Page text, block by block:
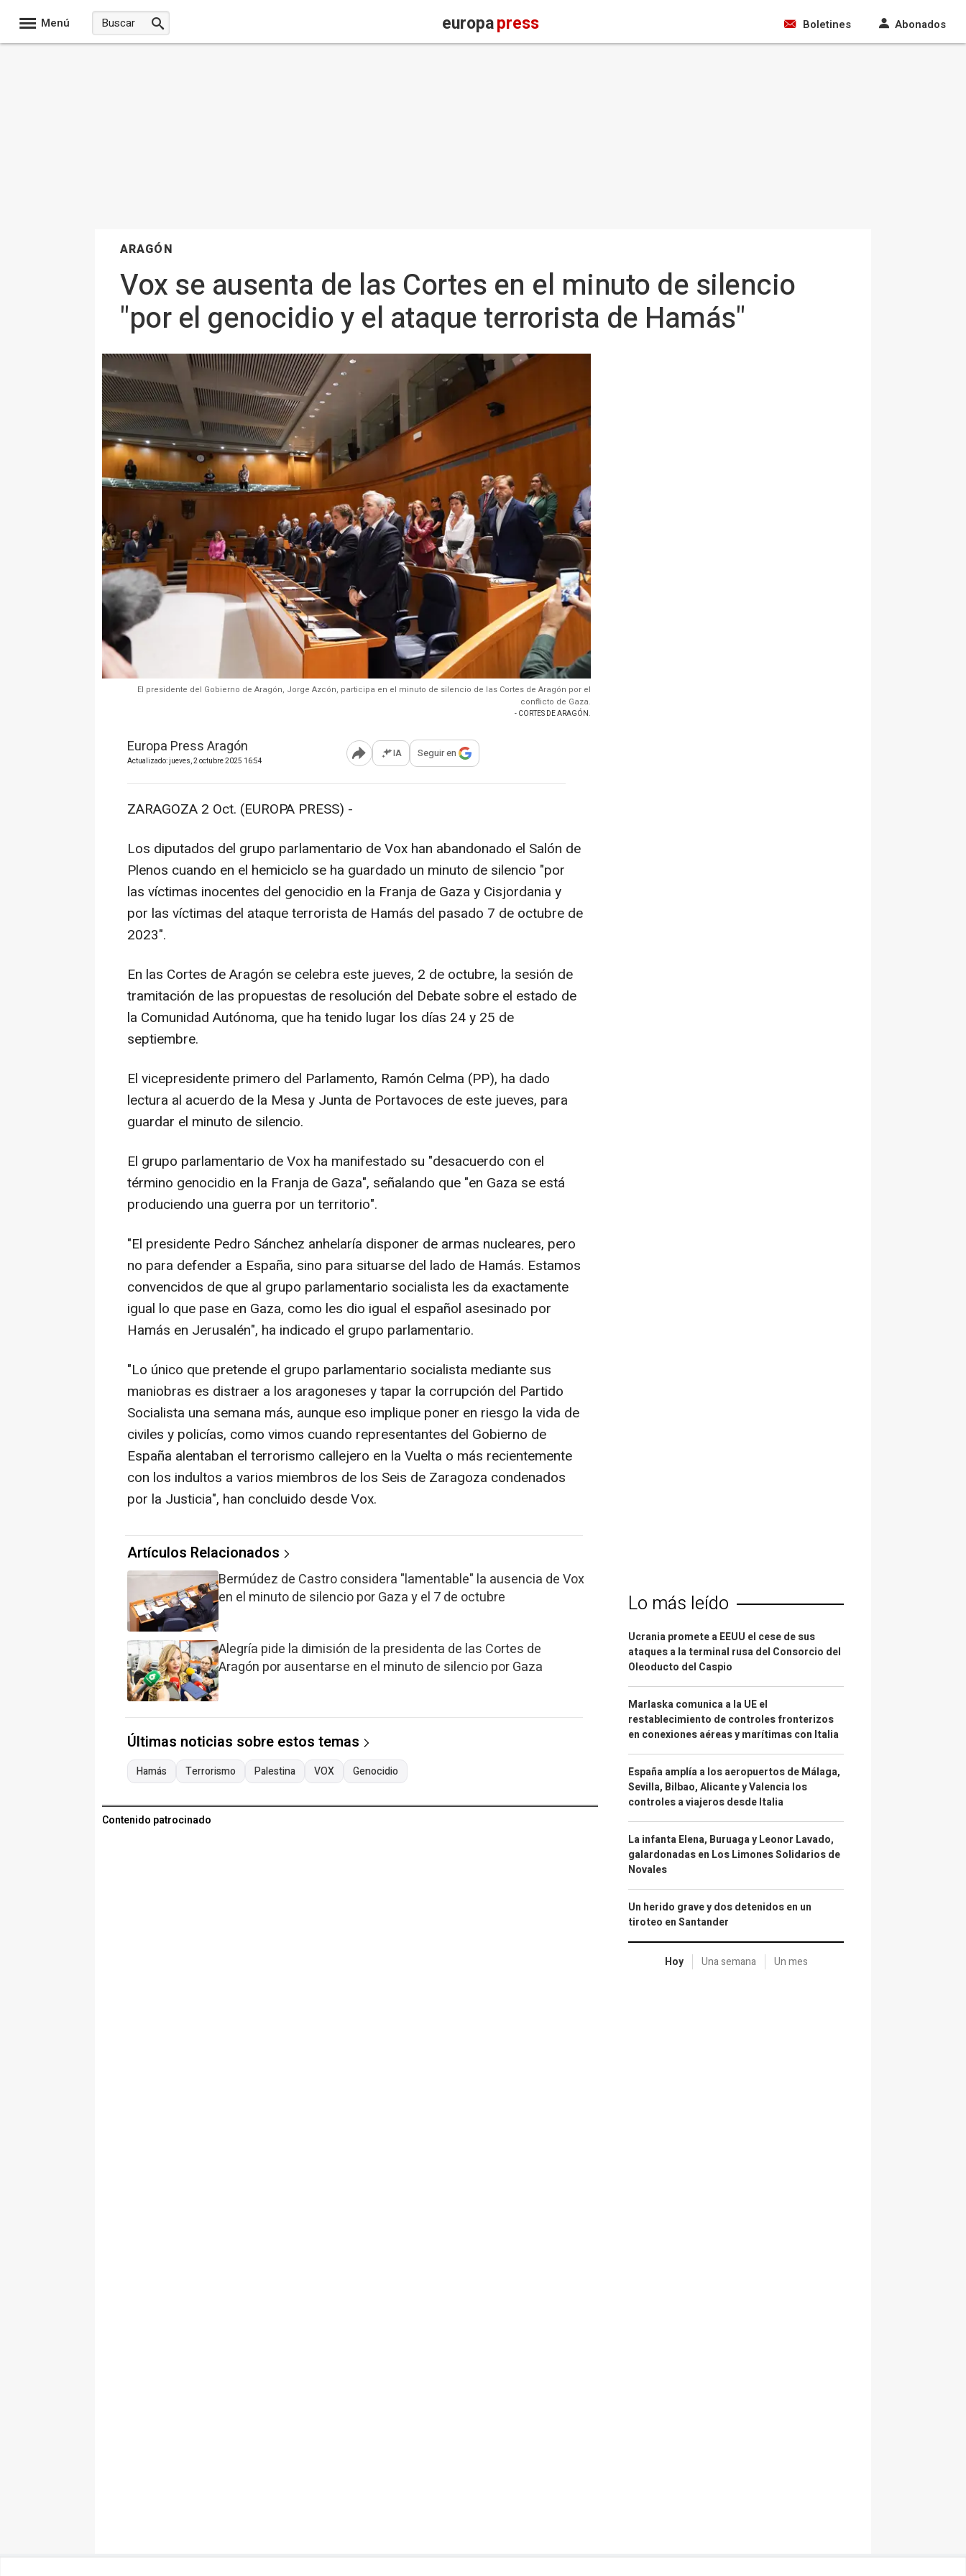
Menú europapress Boletines Abonados
ARAGÓN
Vox se ausenta de las Cortes en el minuto de silencio
"por el genocidio y el ataque terrorista de Hamás"
El presidente del Gobierno de Aragón, Jorge Azcón, participa en el minuto de silencio de las Cortes de Aragón por el
conflicto de Gaza.
- CORTES DE ARAGÓN.
Europa Press Aragón
Actualizado: jueves, 2 octubre 2025 16:54 Abrir opciones para compartir
IA Seguir en
ZARAGOZA 2 Oct. (EUROPA PRESS) -
Los diputados del grupo parlamentario de Vox han abandonado el Salón de
Plenos cuando en el hemiciclo se ha guardado un minuto de silencio "por
las víctimas inocentes del genocidio en la Franja de Gaza y Cisjordania y
por las víctimas del ataque terrorista de Hamás del pasado 7 de octubre de
2023".
En las Cortes de Aragón se celebra este jueves, 2 de octubre, la sesión de
tramitación de las propuestas de resolución del Debate sobre el estado de
la Comunidad Autónoma, que ha tenido lugar los días 24 y 25 de
septiembre.
El vicepresidente primero del Parlamento, Ramón Celma (PP), ha dado
lectura al acuerdo de la Mesa y Junta de Portavoces de este jueves, para
guardar el minuto de silencio.
El grupo parlamentario de Vox ha manifestado su "desacuerdo con el
término genocidio en la Franja de Gaza", señalando que "en Gaza se está
produciendo una guerra por un territorio".
"El presidente Pedro Sánchez anhelaría disponer de armas nucleares, pero
no para defender a España, sino para situarse del lado de Hamás. Estamos
convencidos de que al grupo parlamentario socialista les da exactamente
igual lo que pase en Gaza, como les dio igual el español asesinado por
Hamás en Jerusalén", ha indicado el grupo parlamentario.
"Lo único que pretende el grupo parlamentario socialista mediante sus
maniobras es distraer a los aragoneses y tapar la corrupción del Partido
Socialista una semana más, aunque eso implique poner en riesgo la vida de
civiles y policías, como vimos cuando representantes del Gobierno de
España alentaban el terrorismo callejero en la Vuelta o más recientemente
con los indultos a varios miembros de los Seis de Zaragoza condenados
por la Justicia", han concluido desde Vox.
Artículos Relacionados
Bermúdez de Castro considera "lamentable" la ausencia de Vox
en el minuto de silencio por Gaza y el 7 de octubre
Alegría pide la dimisión de la presidenta de las Cortes de
Aragón por ausentarse en el minuto de silencio por Gaza
Últimas noticias sobre estos temas
Hamás Terrorismo Palestina VOX Genocidio
Contenido patrocinado
Lo más leído
Ucrania promete a EEUU el cese de sus
ataques a la terminal rusa del Consorcio del
Oleoducto del Caspio
Marlaska comunica a la UE el
restablecimiento de controles fronterizos
en conexiones aéreas y marítimas con Italia
España amplía a los aeropuertos de Málaga,
Sevilla, Bilbao, Alicante y Valencia los
controles a viajeros desde Italia
La infanta Elena, Buruaga y Leonor Lavado,
galardonadas en Los Limones Solidarios de
Novales
Un herido grave y dos detenidos en un
tiroteo en Santander
Hoy Una semana Un mes